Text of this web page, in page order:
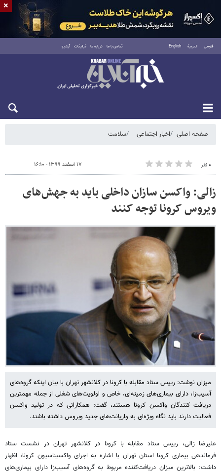
فارسی العربية English تماس با ما درباره ما تبلیغات آرشیو
جمعه ۱۶ مرداد ۱۴۰۵
صفحه اصلی اخبار اجتماعی سلامت
۰ نفر ۱۷ اسفند ۱۳۹۹ - ۱۶:۱۰
زالی: واکسن سازان داخلی باید به جهش‌های
ویروس کرونا توجه کنند
میزان نوشت: رییس ستاد مقابله با کرونا در کلانشهر تهران با بیان اینکه گروه‌های
آسیب‌زا، دارای بیماری‌های زمینه‌ای، خاص و اولویت‌های شغلی از جمله مهمترین
دریافت کنندگان واکسن کرونا هستند، گفت: همکارانی که در تولید واکسن
فعالیت دارند باید نگاه ویژه‌ای به واریانت‌های جدید ویروس داشته باشند.
علیرضا زالی، رییس ستاد مقابله با کرونا در کلانشهر تهران در نشست ستاد
فرماندهی بیماری کرونا استان تهران با اشاره به اجرای واکسیناسیون کرونا، اظهار
داشت: بالاترین میزان دریافت‌کننده مربوط به گروه‌های آسیب‌زا دارای بیماری‌های
×